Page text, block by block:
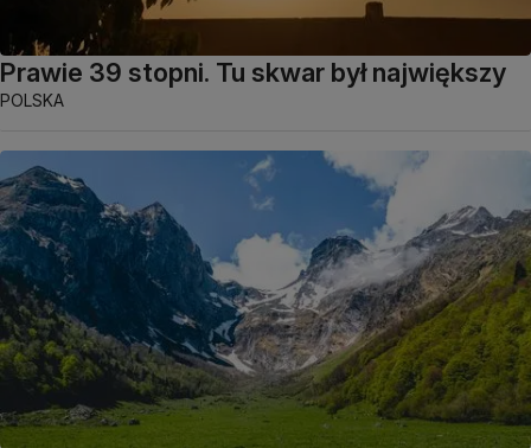
Prawie 39 stopni. Tu skwar był największy
POLSKA